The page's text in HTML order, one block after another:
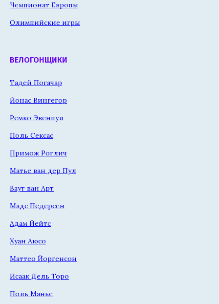
Чемпионат Европы
Олимпийские игры
ВЕЛОГОНЩИКИ
Тадей Погачар
Йонас Вингегор
Ремко Эвенпул
Поль Сексас
Примож Роглич
Матье ван дер Пул
Ваут ван Арт
Мадс Педерсен
Адам Йейтс
Хуан Аюсо
Маттео Йоргенсон
Исаак Дель Торо
Поль Манье